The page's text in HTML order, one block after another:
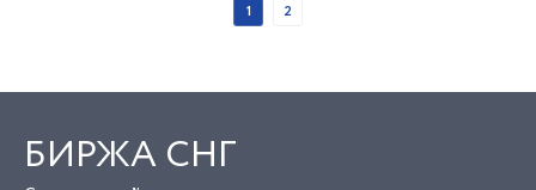
1 2
БИРЖА СНГ